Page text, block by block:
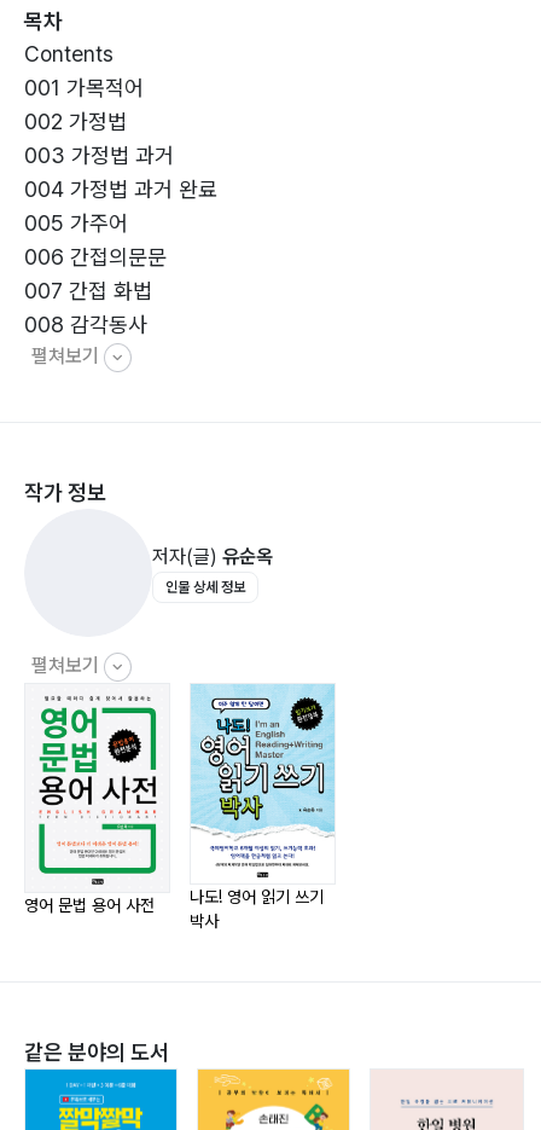
목차
Contents
001 가목적어
002 가정법
003 가정법 과거
004 가정법 과거 완료
005 가주어
006 간접의문문
007 간접 화법
008 감각동사
009 감탄사
013 관계대명사
015 관계대명사 what
016 관계대명사의 제한적 용법
018 관계부사
019 관사
020 긍정문
021 능동
022 대명사
023 도치
024 독립부정사
025 독립분사구문
029 동명사의 의미상의 주어
030 동사구
031 동사구의 수동태
펼쳐보기
작가 정보
저자(글) 유순옥
인물 상세 정보
펼쳐보기
영어 문법 용어 사전
나도! 영어 읽기 쓰기
박사
같은 분야의 도서